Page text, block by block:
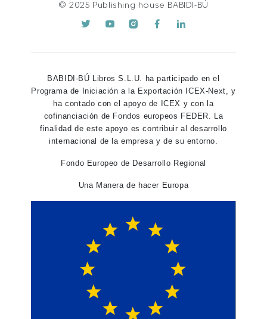
© 2025 Publishing house BABIDI-BÚ
BABIDI-BÚ Libros S.L.U. ha participado en el
Programa de Iniciación a la Exportación ICEX-Next, y
ha contado con el apoyo de ICEX y con la
cofinanciación de Fondos europeos FEDER. La
finalidad de este apoyo es contribuir al desarrollo
internacional de la empresa y de su entorno.
Fondo Europeo de Desarrollo Regional
Una Manera de hacer Europa